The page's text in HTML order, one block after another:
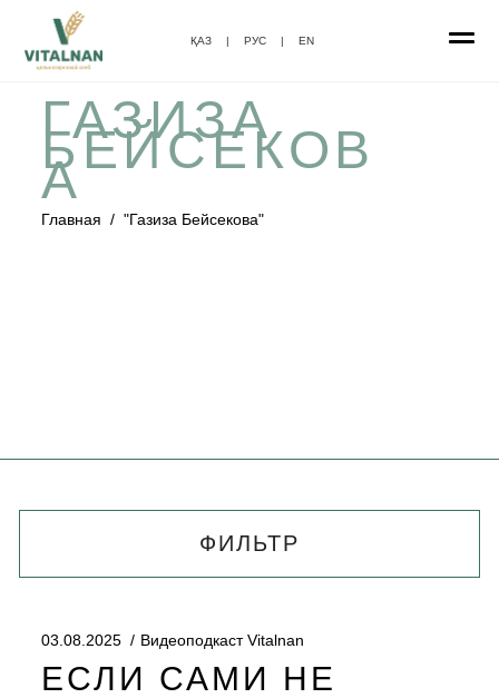
ҚАЗ | РУС | EN
ГАЗИЗА
БЕЙСЕКОВ
А
Главная / "Газиза Бейсекова"
ФИЛЬТР
03.08.2025 Видеоподкаст Vitalnan
ЕСЛИ САМИ НЕ